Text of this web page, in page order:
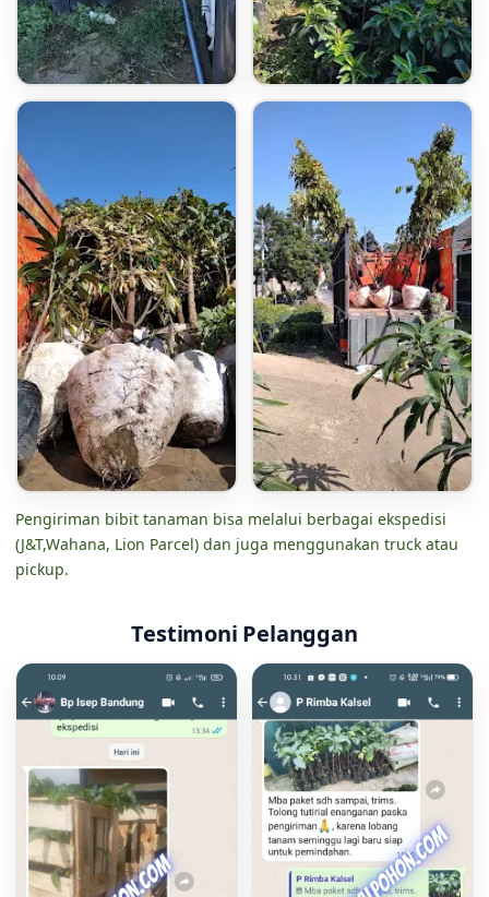
Pengiriman bibit tanaman bisa melalui berbagai ekspedisi
(J&T,Wahana, Lion Parcel) dan juga menggunakan truck atau
pickup.
Testimoni Pelanggan